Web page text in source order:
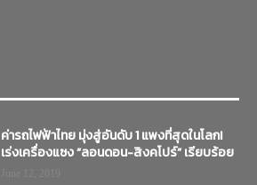
ค่ารถไฟฟ้าไทย มุ่งสู่อันดับ 1 แพงที่สุดในโลก!
เร่งเครื่องแซง “ลอนดอน-สิงคโปร์” เรียบร้อย